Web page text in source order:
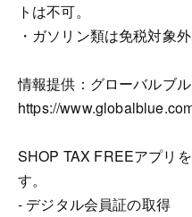
トは不可。
・ガソリン類は免税対象外
情報提供：グローバルブ
https://
SHOP TAX FREEアプリ
す。
- デジタル会員証の取得